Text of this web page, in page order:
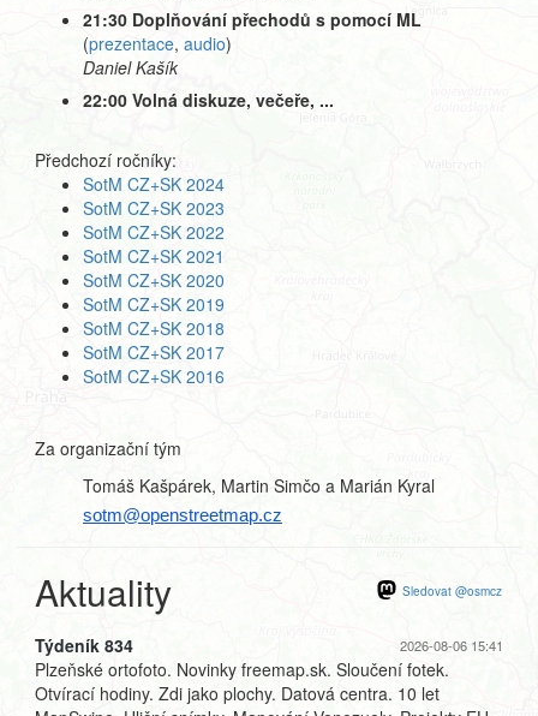
21:30 Doplňování přechodů s pomocí ML
(prezentace, audio)
Daniel Kašík
22:00 Volná diskuze, večeře, ...
Předchozí ročníky:
SotM CZ+SK 2024
SotM CZ+SK 2023
SotM CZ+SK 2022
SotM CZ+SK 2021
SotM CZ+SK 2020
SotM CZ+SK 2019
SotM CZ+SK 2018
SotM CZ+SK 2017
SotM CZ+SK 2016
Za organizační tým
Tomáš Kašpárek, Martin Simčo a Marián Kyral
sotm@openstreetmap.cz
Aktuality Sledovat @osmcz
2026-08-06 15:41
Týdeník 834
Plzeňské ortofoto. Novinky freemap.sk. Sloučení fotek.
Otvírací hodiny. Zdi jako plochy. Datová centra. 10 let